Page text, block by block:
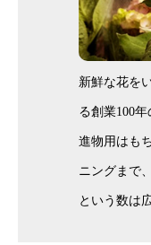
新鮮な花を
る創業100年
進物用はも
ニングまで
という数は